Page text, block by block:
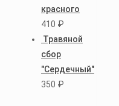
красного
410 ₽
Травяной
сбор
"Сердечный"
350 ₽